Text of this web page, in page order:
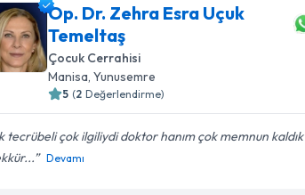
Op. Dr. Zehra Esra Uçuk
Temeltaş
Çocuk Cerrahisi
Manisa ,Yunusemre
5 (2 Değerlendirme)
tecrübeli çok ilgiliydi doktor hanım çok memnun kaldık
Devamı